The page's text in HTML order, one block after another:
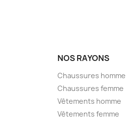
NOS RAYONS
Chaussures homme
Chaussures femme
Vêtements homme
Vêtements femme